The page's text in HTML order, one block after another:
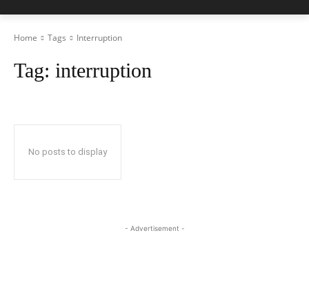
Home Tags Interruption
Tag: interruption
No posts to display
- Advertisement -